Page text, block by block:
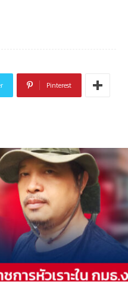
Pinterest